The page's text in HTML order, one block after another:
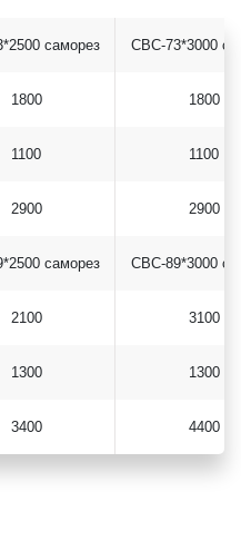
саморез
1800
1100
2900
СВС-73*3000
1800
1100
2900
саморез
2100
1300
3400
СВС-89*3000
3100
1300
4400